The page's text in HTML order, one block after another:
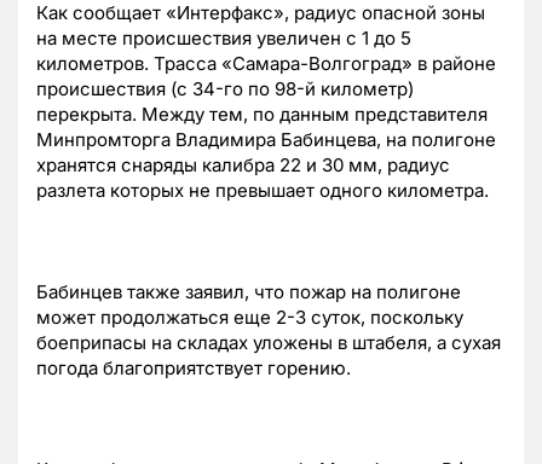
Как сообщает «Интерфакс», радиус опасной зоны
на месте происшествия увеличен с 1 до 5
километров. Трасса «Самара-Волгоград» в районе
происшествия (с 34-го по 98-й километр)
перекрыта. Между тем, по данным представителя
Минпромторга Владимира Бабинцева, на полигоне
хранятся снаряды калибра 22 и 30 мм, радиус
разлета которых не превышает одного километра.
Бабинцев также заявил, что пожар на полигоне
может продолжаться еще 2-3 суток, поскольку
боеприпасы на складах уложены в штабеля, а сухая
погода благоприятствует горению.